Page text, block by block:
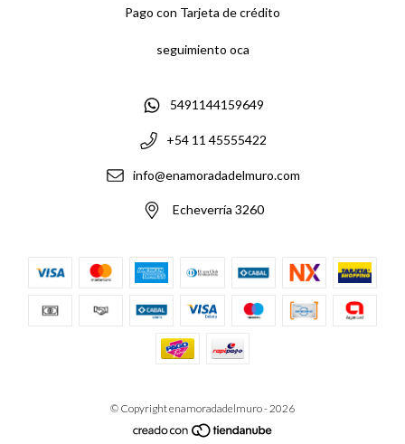
Pago con Tarjeta de crédito
seguimiento oca
5491144159649
+54 11 45555422
info@enamoradadelmuro.com
Echeverría 3260
© Copyright enamoradadelmuro - 2026